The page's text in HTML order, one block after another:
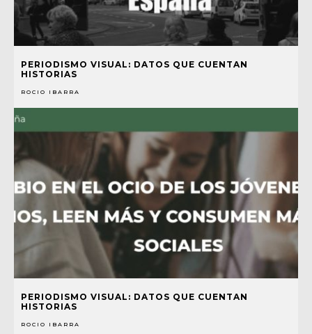
PERIODISMO VISUAL: DATOS QUE CUENTAN
HISTORIAS
ROCIO IBARRA
PERIODISMO VISUAL: DATOS QUE CUENTAN
HISTORIAS
ROCIO IBARRA